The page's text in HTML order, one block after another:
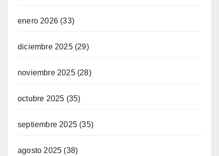
enero 2026 (33)
diciembre 2025(29)
noviembre 2025(28)
octubre 2025 (35)
septiembre 2025 (35)
agosto 2025 (38)